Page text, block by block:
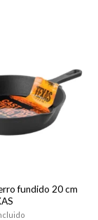
fundido 20 cm